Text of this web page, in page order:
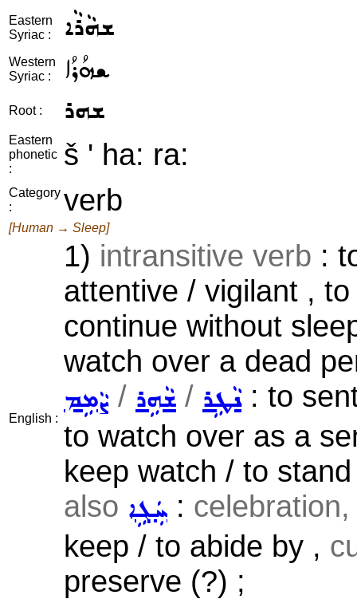
Eastern
Syriac :
ܫܗܵܪܵܐ
Western
Syriac :
ܫܗܳܪܳܐ
Root : ܫܗܪ
Eastern
phonetic
:
š ' ha: ra:
Category
:
verb
[Human → Sleep]
English :
1) intransitive verb :
attentive / vigilant ,
continue without
watch over a dead
ܨܵܡܹܡ / ܫܵܗܹܪ / ܢܵܛܹܪ: to
to watch over as a
keep watch / to
also ܚܲܓܹܐ :
keep / to abide by ,
preserve (?) ;